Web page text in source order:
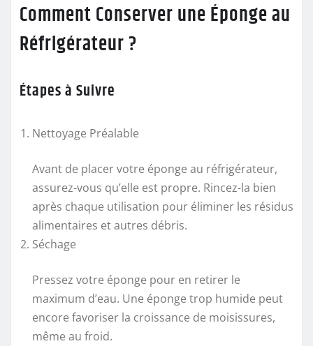
Comment Conserver une Éponge au
Réfrigérateur ?
Étapes à Suivre
Nettoyage Préalable
Avant de placer votre éponge au réfrigérateur,
assurez-vous qu’elle est propre. Rincez-la bien
après chaque utilisation pour éliminer les résidus
alimentaires et autres débris.
Séchage
Pressez votre éponge pour en retirer le
maximum d’eau. Une éponge trop humide peut
encore favoriser la croissance de moisissures,
même au froid.